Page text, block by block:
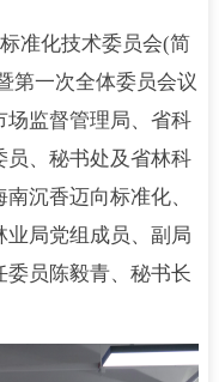
准化技术委员会(简
第一次全体委员会议
场监督管理局、省科
员、秘书处及省林科
沉香迈向标准化、
业局党组成员、副局
员陈毅青、秘书长